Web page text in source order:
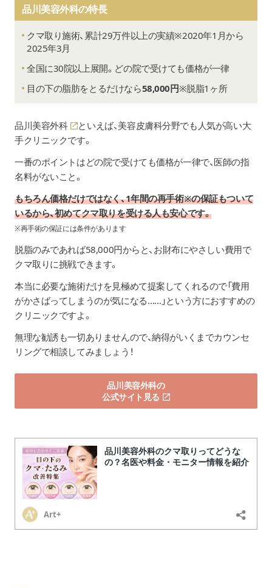
品川美容外科の特長
クマ取り施術、累計29万件以上の実績※2020年1月から
2025年3月
全国に30院以上展開。どの院で受けても価格が一律
目の下の脂肪をとるだけなら58,000円※脱脂1ヶ所
品川美容外科
といえば、美容皮膚科分野でも人気が高い大
手クリニックです。
一番のポイントはどの院で受けても価格が一律で、医師の指
名料がないこと。
もちろん価格だけではなく、1年間の再手術※の保証もついて
いるから、初めてクマ取りを受ける人も安心です。
※再手術の保証には条件があります
脱脂のみであれば58,000円からと、お財布にやさしい費用で
クマ取りに挑戦できます。
本当に必要な施術だけを見極めて提案してくれるので「費用
がかさばってしまうのが気になる……」という方におすすめの
クリニックですよ。
無理な勧誘も一切ありませんので、納得がいくまでカウンセ
リングで相談してみましょう！
品川美容外科の
公式サイト見る